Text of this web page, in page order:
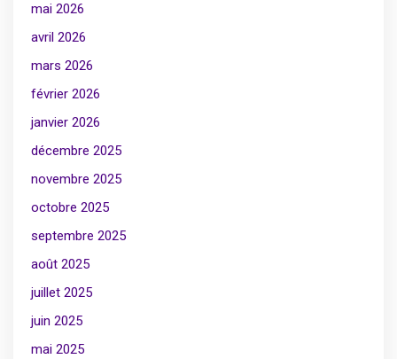
mai 2026
avril 2026
mars 2026
février 2026
janvier 2026
décembre 2025
novembre 2025
octobre 2025
septembre 2025
août 2025
juillet 2025
juin 2025
mai 2025